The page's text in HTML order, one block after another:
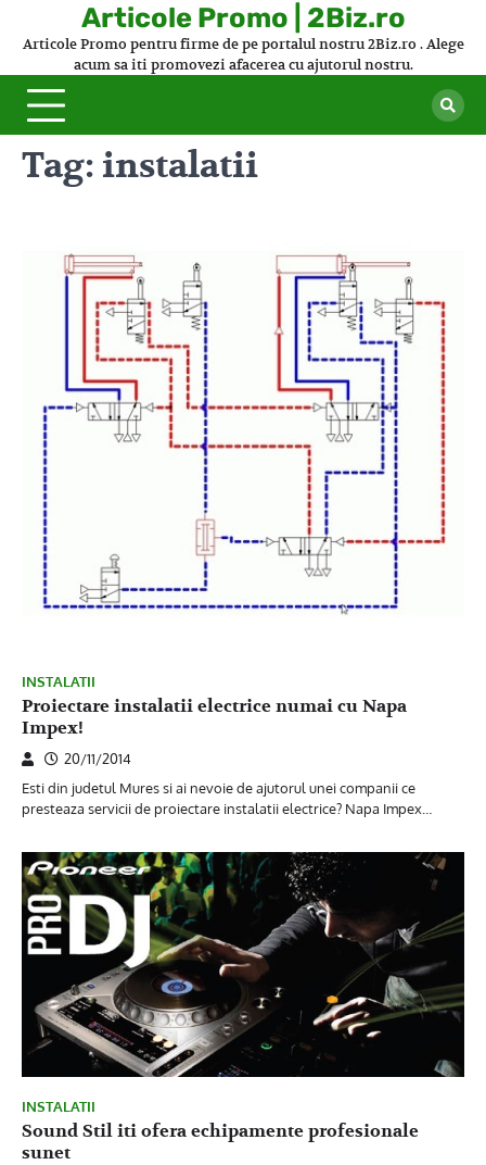
Articole Promo | 2Biz.ro
Articole Promo pentru firme de pe portalul nostru 2Biz.ro . Alege
acum sa iti promovezi afacerea cu ajutorul nostru.
Tag: instalatii
INSTALATII
Proiectare instalatii electrice numai cu Napa
Impex!
20/11/2014
Esti din judetul Mures si ai nevoie de ajutorul unei companii ce
presteaza servicii de proiectare instalatii electrice? Napa Impex…
INSTALATII
Sound Stil iti ofera echipamente profesionale
sunet